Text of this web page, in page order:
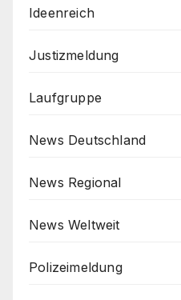
Ideenreich
Justizmeldung
Laufgruppe
News Deutschland
News Regional
News Weltweit
Polizeimeldung